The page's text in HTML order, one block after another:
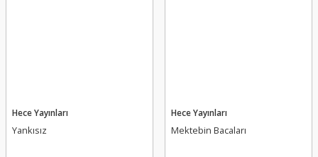
Hece Yayınları
Yankısız
Hece Yayınları
Mektebin Bacaları